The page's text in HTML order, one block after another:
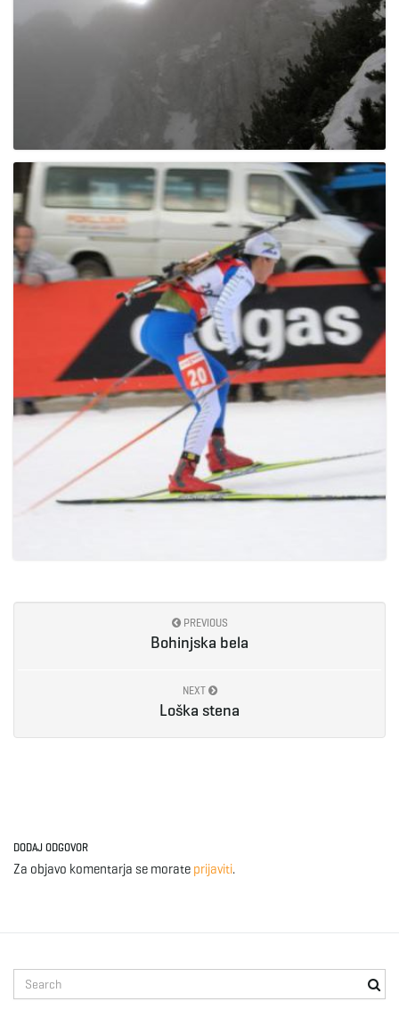
PREVIOUS
Bohinjska bela
NEXT
Loška stena
DODAJ ODGOVOR
Za objavo komentarja se morate prijaviti.
e